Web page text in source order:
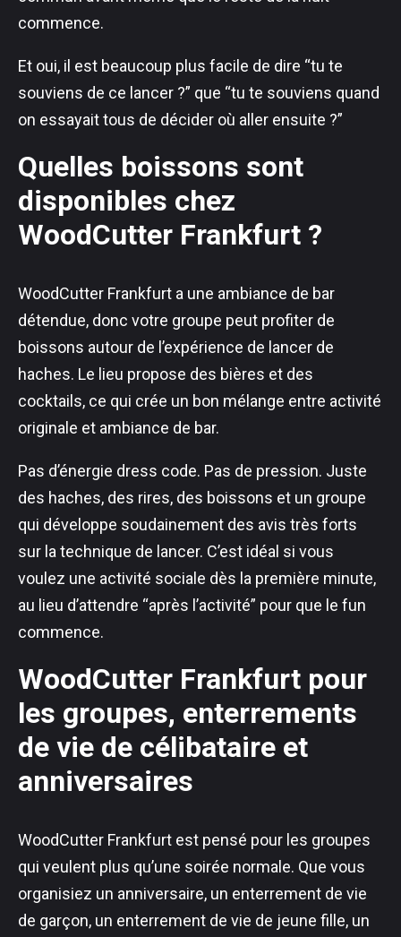
commence.
Et oui, il est beaucoup plus facile de dire “tu te
souviens de ce lancer ?” que “tu te souviens quand
on essayait tous de décider où aller ensuite ?”
Quelles boissons sont
disponibles chez
WoodCutter Frankfurt ?
WoodCutter Frankfurt a une ambiance de bar
détendue, donc votre groupe peut profiter de
boissons autour de l’expérience de lancer de
haches. Le lieu propose des bières et des
cocktails, ce qui crée un bon mélange entre activité
originale et ambiance de bar.
Pas d’énergie dress code. Pas de pression. Juste
des haches, des rires, des boissons et un groupe
qui développe soudainement des avis très forts
sur la technique de lancer. C’est idéal si vous
voulez une activité sociale dès la première minute,
au lieu d’attendre “après l’activité” pour que le fun
commence.
WoodCutter Frankfurt pour
les groupes, enterrements
de vie de célibataire et
anniversaires
WoodCutter Frankfurt est pensé pour les groupes
qui veulent plus qu’une soirée normale. Que vous
organisiez un anniversaire, un enterrement de vie
de garçon, un enterrement de vie de jeune fille, un